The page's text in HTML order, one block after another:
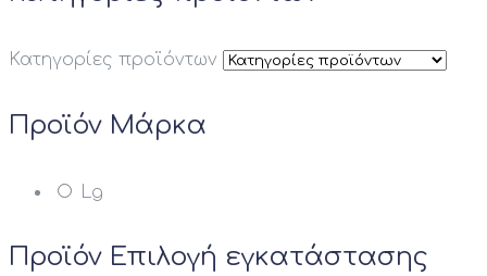
Προϊόν Αντίσταση
Προϊόν Θερμική Ισχύς kW
Κατηγορίες προϊόντων
Προϊόν Μάρκα
Lg
Προϊόν Επιλογή εγκατάστασης